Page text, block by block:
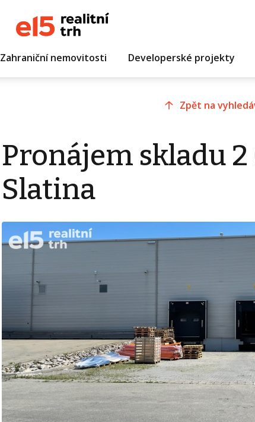
Zahraniční nemovitosti Developerské projekty
Zpět na
Pronájem skladu 2
Slatina